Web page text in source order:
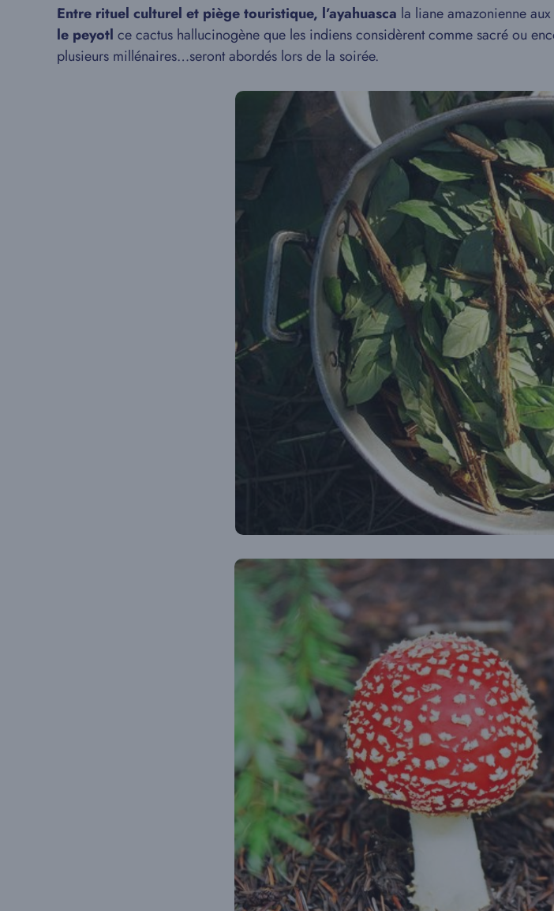
Entre rituel culturel et piège touristique, l’ayahuasca la liane amazonienne
le peyotl ce cactus hallucinogène que les indiens considèrent comme sacré ou
plusieurs millénaires…seront abordés lors de la soirée.